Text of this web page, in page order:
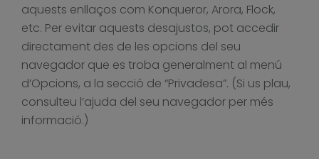
aquests enllaços com Konqueror, Arora, Flock,
etc. Per evitar aquests desajustos, pot accedir
directament des de les opcions del seu
navegador que es troba generalment al menú
d’Opcions, a la secció de “Privadesa”. (Si us plau,
consulteu l’ajuda del seu navegador per més
informació.)